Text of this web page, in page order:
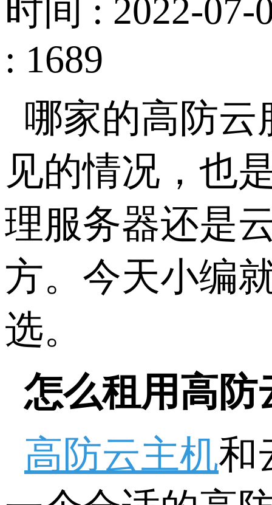
时间 : 2022-07-
: 1689
哪家的高防
见的情况，也
理服务器还是
方。今天小编
选。
怎么租用高防
高防云主机和